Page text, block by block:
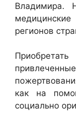
Владимира.
регионов
как на
социально